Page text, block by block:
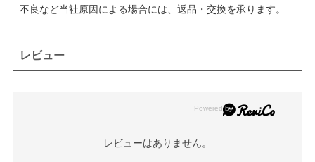
不良など当社原因による場合には、返品・交換を承ります。
レビュー
レビューはありません。